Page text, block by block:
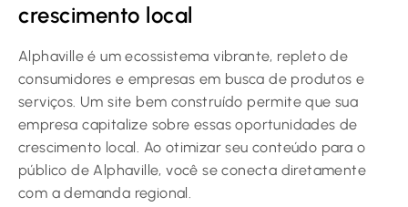
crescimento local
Alphaville é um ecossistema vibrante, repleto de
consumidores e empresas em busca de produtos e
serviços. Um site bem construído permite que sua
empresa capitalize sobre essas oportunidades de
crescimento local. Ao otimizar seu conteúdo para o
público de Alphaville, você se conecta diretamente
com a demanda regional.